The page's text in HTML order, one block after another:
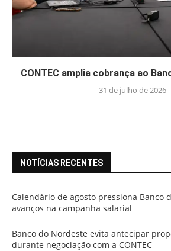
CONTEC amplia cobrança ao
31 de julho de 2026
NOTÍCIAS RECENTES
Calendário de agosto pressiona Banco
avanços na campanha salarial
Banco do Nordeste evita antecipar
durante negociação com a CONTEC